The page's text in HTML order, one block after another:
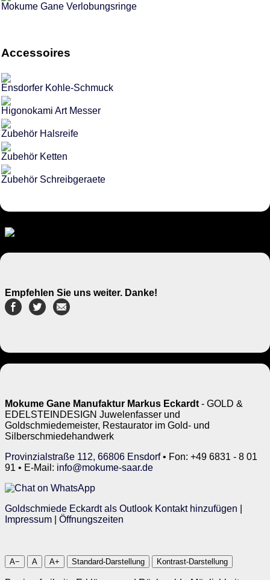
Mokume Gane Verlobungsringe
Accessoires
Ensdorfer Kohle-Schmuck
Higonokami Art Messer
Zubehör Halsreife
Zubehör Ketten
Zubehör Schreibgeraete
Empfehlen Sie uns weiter. Danke!
Mokume Gane Manufaktur Markus Eckardt - GOLD &
EDELSTEINDESIGN Juwelenfasser und
Goldschmiedemeister, Restaurator im Gold- und
Silberschmiedehandwerk
Provinzialstraße 112, 66806 Ensdorf• Fon: +49 6831 - 8 01
91 • E-Mail: info@mokume-saar.de
Goldschmiede Eckardt als Outlook Kontakt hinzufügen
Impressum
Öffnungszeiten
A− A A+ Standard-Darstellung Kontrast-Darstellung